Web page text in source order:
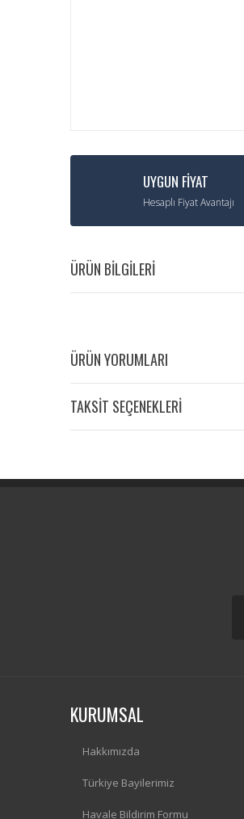
UYGUN FİYAT
Hesaplı Fiyat Avantajı
ÜRÜN BİLGİLERİ
ÜRÜN YORUMLARI
TAKSİT SEÇENEKLERİ
KURUMSAL
Hakkımızda
Türkiye Bayilerimiz
Havale Bildirim Formu